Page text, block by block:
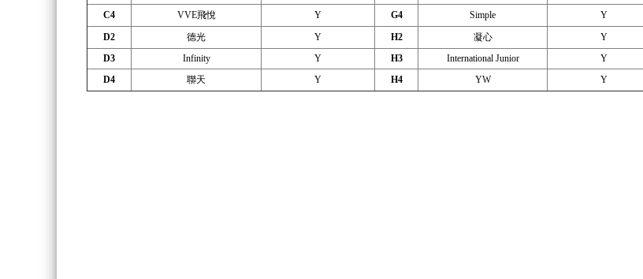
C4
VVE飛悅 Y G4 Simple
Y
D2
德光 Y H2 凝心
Y
D3
Infinity Y H3 International Junior
Y
D4
聯天 Y H4 YW Y